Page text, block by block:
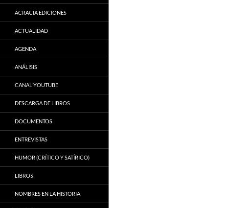
ACRACIA EDICIONES
ACTUALIDAD
AGENDA
ANÁLISIS
CANAL YOUTUBE
DESCARGA DE LIBROS
DOCUMENTOS
ENTREVISTAS
HUMOR (CRÍTICO Y SATÍRICO)
LIBROS
NOMBRES EN LA HISTORIA